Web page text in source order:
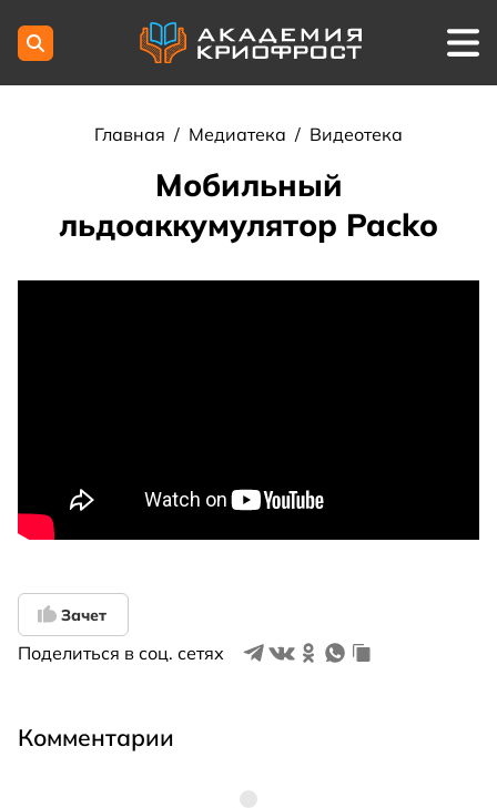
Главная / Медиатека / Видеотека
Мобильный
льдоаккумулятор Packo
Зачет
Поделиться в соц. сетях
Комментарии